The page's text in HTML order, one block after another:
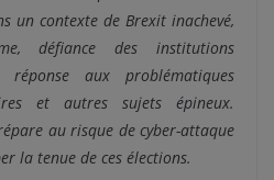
un contexte de Brexit inachevé,
défiance des institutions
réponse aux problématiques
et autres sujets épineux.
au risque de cyber-attaque
la tenue de ces élections.